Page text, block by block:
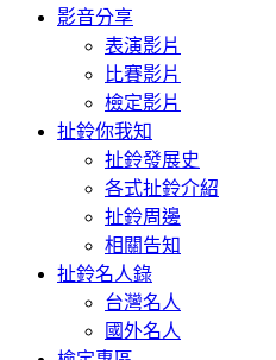
影音分享
表演影片
比賽影片
檢定影片
扯鈴你我知
扯鈴發展史
各式扯鈴介紹
扯鈴周邊
相關告知
扯鈴名人錄
台灣名人
國外名人